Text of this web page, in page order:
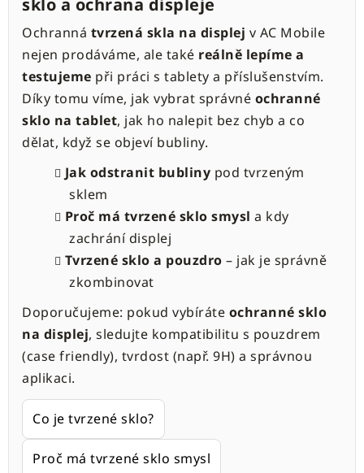
Ochranná tvrzená skla na displej v AC Mobile
nejen prodáváme, ale také reálně lepíme a
testujeme při práci s tablety a příslušenstvím.
Díky tomu víme, jak vybrat správné ochranné
sklo na tablet, jak ho nalepit bez chyb a co
dělat, když se objeví bubliny.
Jak odstranit bubliny pod tvrzeným
sklem
Proč má tvrzené sklo smysl a kdy
zachrání displej
Tvrzené sklo a pouzdro – jak je správně
zkombinovat
Doporučujeme: pokud vybíráte ochranné sklo
na displej, sledujte kompatibilitu s pouzdrem
(case friendly), tvrdost (např. 9H) a správnou
aplikaci.
Co je tvrzené sklo?
Proč má tvrzené sklo smysl